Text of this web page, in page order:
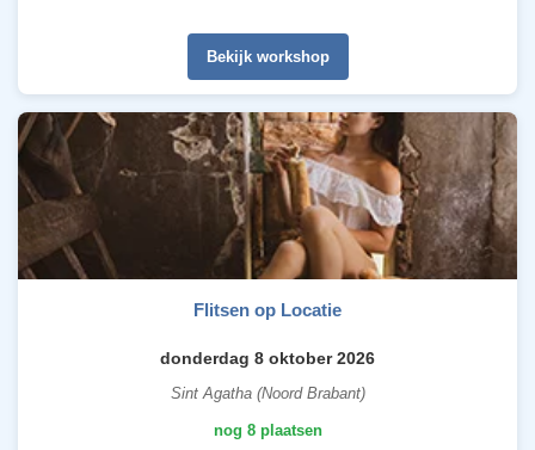
Bekijk workshop
Flitsen op Locatie
donderdag 8 oktober 2026
Sint Agatha (Noord Brabant)
nog 8 plaatsen